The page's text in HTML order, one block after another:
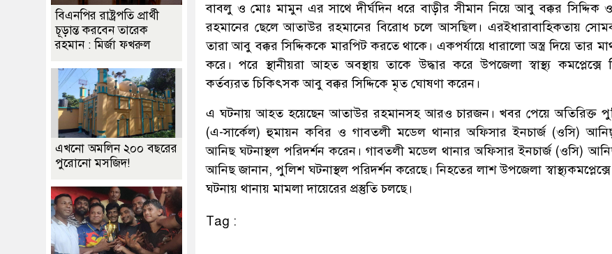
বাবলু ও মোঃ মামুন এর সাথে দীর্ঘদিন ধরে বাড়ীর সীমান নিয়ে আবু বক্কর
রহমানের ছেলে আতাউর রহমানের বিরোধ চলে আসছিল। এরইধারাবাহিকতায়
তারা আবু বক্কর সিদ্দিককে মারপিট করতে থাকে। একপর্যায়ে ধারালো অস্ত্র দিয়ে তার
করে। পরে স্থানীয়রা আহত অবস্থায় তাকে উদ্ধার করে উপজেলা স্বাস্থ্য কমপ্লেক্সে
কর্তব্যরত চিকিৎসক আবু বক্কর সিদ্দিকে মৃত ঘোষণা করেন।
এ ঘটনায় আহত হয়েছেন আতাউর রহমানসহ আরও চারজন। খবর পেয়ে অতিরিক্ত
(এ-সার্কেল) হুমায়ন কবির ও গাবতলী মডেল থানার অফিসার ইনচার্জ (ওসি)
আনিছ ঘটনাস্থল পরিদর্শন করেন। গাবতলী মডেল থানার অফিসার ইনচার্জ (ওসি)
আনিছ জানান, পুলিশ ঘটনাস্থল পরিদর্শন করেছে। নিহতের লাশ উপজেলা
ঘটনায় থানায় মামলা দায়েরের প্রস্তুতি চলছে।
Tag :
বিএনপির রাষ্ট্রপতি প্রার্থী
চূড়ান্ত করবেন তারেক
রহমান : মির্জা ফখরুল
এখনো অমলিন ২০০ বছরের
পুরোনো মসজিদ!